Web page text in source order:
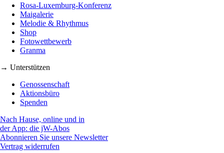
Rosa-Luxemburg-Konferenz
Maigalerie
Melodie & Rhythmus
Shop
Fotowettbewerb
Granma
→ Unterstützen
Genossenschaft
Aktionsbüro
Spenden
Nach Hause, online und in
der App: die jW-Abos
Abonnieren Sie unsere Newsletter
Vertrag widerrufen